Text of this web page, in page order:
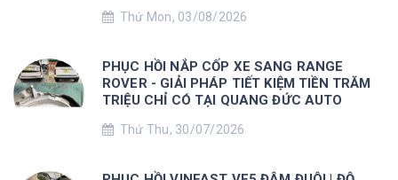
Thứ Mon, 03/08/2026
PHỤC HỒI NẮP CỐP XE SANG RANGE
ROVER - GIẢI PHÁP TIẾT KIỆM TIỀN TRĂM
TRIỆU CHỈ CÓ TẠI QUANG ĐỨC AUTO
Thứ Thu, 30/07/2026